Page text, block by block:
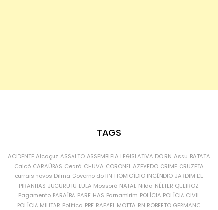
TAGS
ACIDENTE Alcaçuz ASSALTO ASSEMBLEIA LEGISLATIVA DO RN Assu BATATA
Caicó CARAÚBAS Ceará CHUVA CORONEL AZEVEDO CRIME CRUZETA
currais novos Dilma Governo do RN HOMICÍDIO INCÊNDIO JARDIM DE
PIRANHAS JUCURUTU LULA Mossoró NATAL Nilda NÉLTER QUEIROZ
Pagamento PARAÍBA PARELHAS Parnamirim POLÍCIA POLÍCIA CIVIL
POLÍCIA MILITAR Política PRF RAFAEL MOTTA RN ROBERTO GERMANO